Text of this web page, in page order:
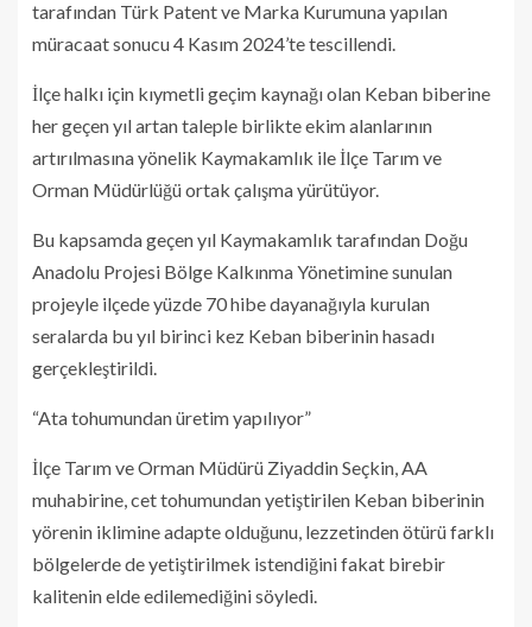
tarafından Türk Patent ve Marka Kurumuna yapılan
müracaat sonucu 4 Kasım 2024’te tescillendi.
İlçe halkı için kıymetli geçim kaynağı olan Keban biberine
her geçen yıl artan taleple birlikte ekim alanlarının
artırılmasına yönelik Kaymakamlık ile İlçe Tarım ve
Orman Müdürlüğü ortak çalışma yürütüyor.
Bu kapsamda geçen yıl Kaymakamlık tarafından Doğu
Anadolu Projesi Bölge Kalkınma Yönetimine sunulan
projeyle ilçede yüzde 70 hibe dayanağıyla kurulan
seralarda bu yıl birinci kez Keban biberinin hasadı
gerçekleştirildi.
“Ata tohumundan üretim yapılıyor”
İlçe Tarım ve Orman Müdürü Ziyaddin Seçkin, AA
muhabirine, cet tohumundan yetiştirilen Keban biberinin
yörenin iklimine adapte olduğunu, lezzetinden ötürü farklı
bölgelerde de yetiştirilmek istendiğini fakat birebir
kalitenin elde edilemediğini söyledi.